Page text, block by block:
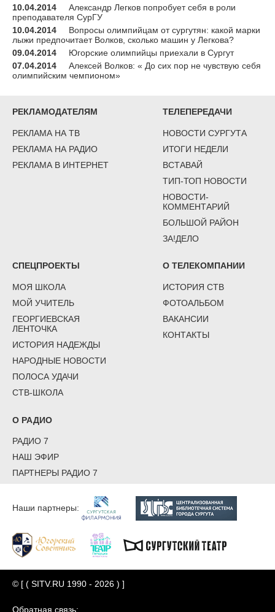
10.04.2014
Александр Легков попробует себя в роли
преподавателя СурГУ
10.04.2014
Вопросы олимпийцам от сургутян: какой марки
лыжи предпочитает Волков, сколько машин у Легкова?
09.04.2014
Югорские олимпийцы приехали в Сургут
07.04.2014
Алексей Волков: « До сих пор не чувствую себя
олимпийским чемпионом»
РЕКЛАМОДАТЕЛЯМ
РЕКЛАМА НА ТВ
РЕКЛАМА НА РАДИО
РЕКЛАМА В ИНТЕРНЕТ
ТЕЛЕПЕРЕДАЧИ
НОВОСТИ СУРГУТА
ИТОГИ НЕДЕЛИ
ВСТАВАЙ
ТИП-ТОП НОВОСТИ
НОВОСТИ-
КОММЕНТАРИЙ
БОЛЬШОЙ РАЙОН
ЗА!ДЕЛО
СПЕЦПРОЕКТЫ
МОЯ ШКОЛА
МОЙ УЧИТЕЛЬ
ГЕОРГИЕВСКАЯ
ЛЕНТОЧКА
ИСТОРИЯ НАДЕЖДЫ
НАРОДНЫЕ НОВОСТИ
ПОЛОСА УДАЧИ
СТВ-ШКОЛА
О ТЕЛЕКОМПАНИИ
ИСТОРИЯ СТВ
ФОТОАЛЬБОМ
ВАКАНСИИ
КОНТАКТЫ
О РАДИО
РАДИО 7
НАШ ЭФИР
ПАРТНЕРЫ РАДИО 7
Наши партнеры:
© [ ( SITV.RU 1990 - 2026 ) ]
Обратная связь: